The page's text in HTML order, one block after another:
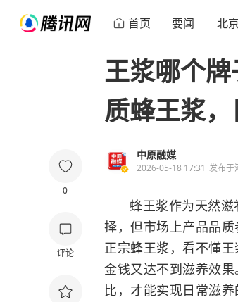
首页 要闻 北京
0
评论
王浆哪个
质蜂王浆
中原融媒
2026-05-18 17:31 发布于
蜂王浆作为天然
择，但市场上产品品
正宗蜂王浆，看不懂
金钱又达不到滋养效
比，才能实现日常滋